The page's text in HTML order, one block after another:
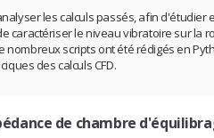
les calculs passés, afin d'étudier
caractériser le niveau vibratoire sur la
scripts ont été rédigés en
des calculs CFD.
de chambre